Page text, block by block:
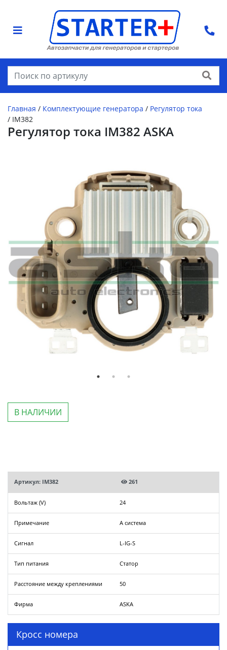
Найти
Главная / Комплектующие генератора / Регулятор тока
/ IM382
Регулятор тока IM382 ASKA
В НАЛИЧИИ
Артикул: IM382 261
Вольтаж (V) 24
Примечание A система
Сигнал L-IG-S
Тип питания Статор
Расстояние между креплениями 50
Фирма ASKA
Кросс номера